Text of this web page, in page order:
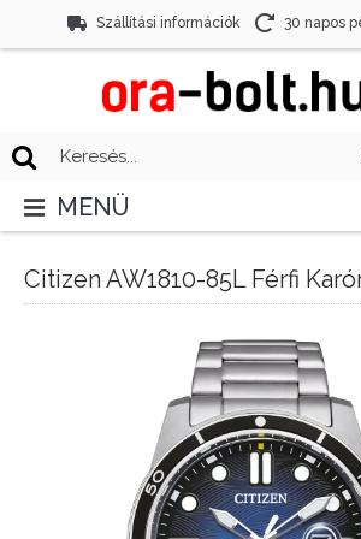
Szállítási információk 30 napos
MENÜ
Citizen AW1810-85L Férfi